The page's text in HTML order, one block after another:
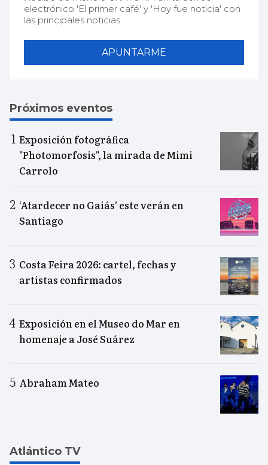
electrónico 'El primer café' y 'Hoy fue noticia' con
las principales noticias.
APUNTARME
Próximos eventos
Exposición fotográfica
"Photomorfosis", la mirada de Mimi
Carrolo
‘Atardecer no Gaiás’ este verán en
Santiago
Costa Feira 2026: cartel, fechas y
artistas confirmados
Exposición en el Museo do Mar en
homenaje a José Suárez
Abraham Mateo
Atlántico TV